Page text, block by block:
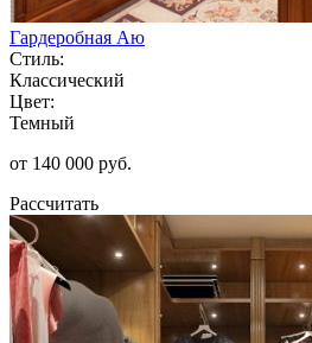
Гардеробная Аю
Стиль:
Классический
Цвет:
Темный
от 140 000 руб.
Рассчитать